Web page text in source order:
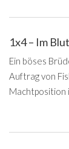
1x4 – Im Blut
Ein böses
Auftrag von
Machtposition